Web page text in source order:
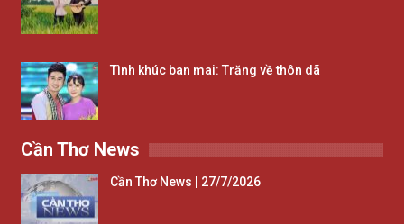
Tình khúc ban mai: Trăng về thôn dã
Cần Thơ News
Cần Thơ News | 27/7/2026